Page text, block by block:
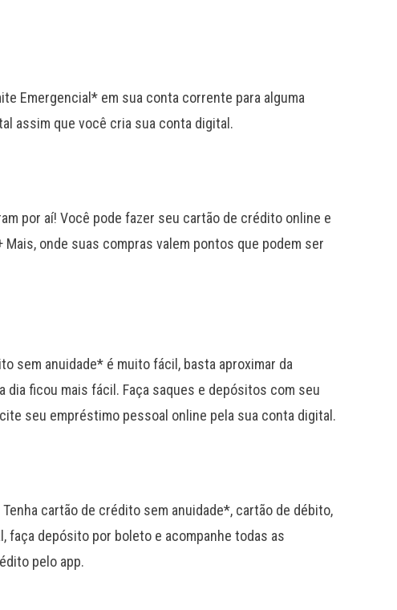
Emergencial* em sua conta corrente para alguma
assim que você cria sua conta digital.
por aí! Você pode fazer seu cartão de crédito online e
onde suas compras valem pontos que podem ser
sem anuidade* é muito fácil, basta aproximar da
dia ficou mais fácil. Faça saques e depósitos com seu
seu empréstimo pessoal online pela sua conta digital.
cartão de crédito sem anuidade*, cartão de débito,
faça depósito por boleto e acompanhe todas as
pelo app.